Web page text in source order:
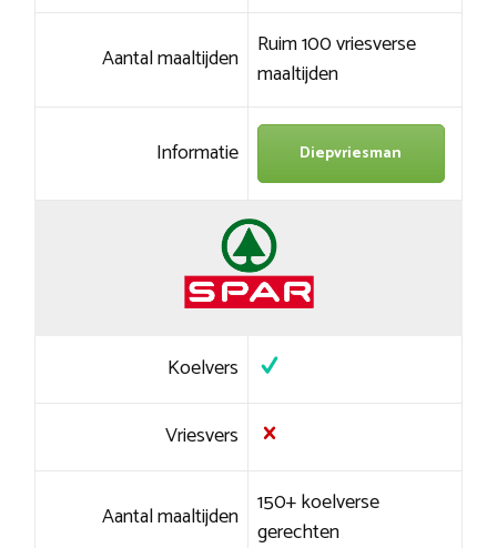
Aantal maaltijden Ruim 100 vriesverse
maaltijden
Informatie Diepvriesman
Koelvers
Vriesvers
Aantal maaltijden 150+ koelverse
gerechten